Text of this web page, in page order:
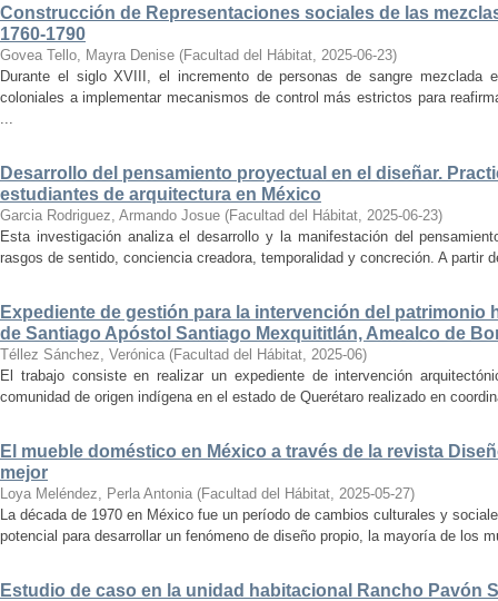
Construcción de Representaciones sociales de las
1760-1790
Govea Tello, Mayra Denise (Facultad del Hábitat, 2025-06-23)
Durante el siglo XVIII, el incremento de personas de sangre
coloniales a implementar mecanismos de control más estrictos para
...
Desarrollo del pensamiento proyectual en el diseñar.
estudiantes de arquitectura en México
Garcia Rodriguez, Armando Josue (Facultad del Hábitat, 2025-06-23)
Esta investigación analiza el desarrollo y la manifestación del
rasgos de sentido, conciencia creadora, temporalidad y concreción. A partir
Expediente de gestión para la intervención del patrimonio
de Santiago Apóstol Santiago Mexquititlán, Amealco de
Téllez Sánchez, Verónica (Facultad del Hábitat, 2025-06)
El trabajo consiste en realizar un expediente de intervención
comunidad de origen indígena en el estado de Querétaro realizado en
El mueble doméstico en México a través de la revista
mejor
Loya Meléndez, Perla Antonia (Facultad del Hábitat, 2025-05-27)
La década de 1970 en México fue un período de cambios culturales y
potencial para desarrollar un fenómeno de diseño propio, la mayoría de los
Estudio de caso en la unidad habitacional Rancho Pavón